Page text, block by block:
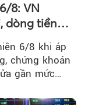
Theo
8: VN
dòng tiền
6/8 khi áp
chứng khoán
gần mức